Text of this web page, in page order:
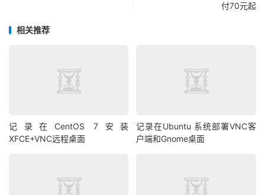
付70元起
相关推荐
记录在CentOS 7安装
XFCE+VNC远程桌面
记录在Ubuntu 系统部署VNC客
户端和Gnome桌面